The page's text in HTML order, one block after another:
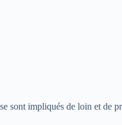
sont impliqués de loin et de